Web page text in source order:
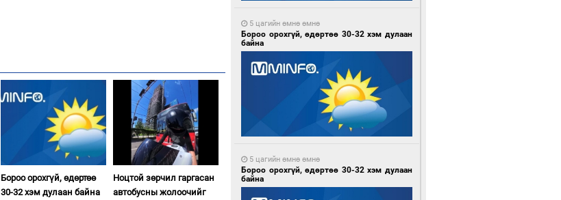
Бороо орохгүй, өдөртөө
30-32 хэм дулаан байна
Ноцтой зөрчил гаргасан
автобусны жолоочийг
5 цагийн өмнө өмнө
Бороо орохгүй, өдөртөө 30-32 хэм дулаан
байна
5 цагийн өмнө өмнө
Бороо орохгүй, өдөртөө 30-32 хэм дулаан
байна